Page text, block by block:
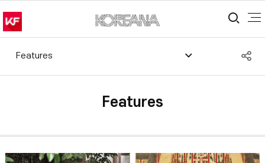
통
Features
Features